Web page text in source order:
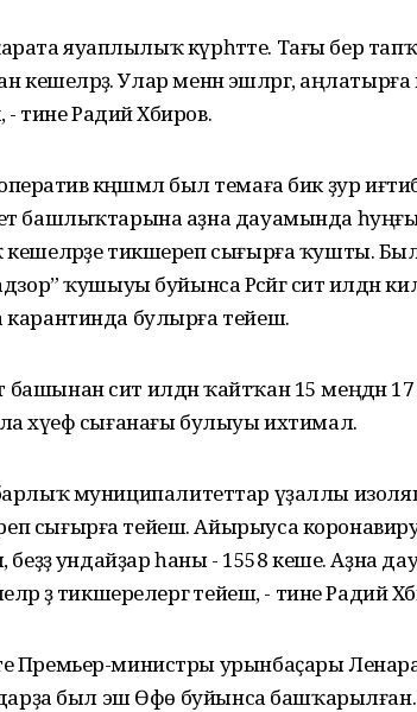
ҡарата яуаплылыҡ күрһәтте. Тағы бер
кешеләрҙә. Улар менән эшләргә,
- тине Радий Хәбиров.
оператив кәңәшмәлә был темаға бик ҙур
башлыҡтарына аҙна дауамында һуңғы
кешеләрҙе тикшереп сығырға ҡушты.
ҡушыуы буйынса Рәсәйгә сит илдән
булырға тейеш.
сит илдән ҡайтҡан 15 меңдән
хәүеф сығанағы булыуы ихтимал.
барлыҡ муниципалитеттар үҙаллы
сығырға тейеш. Айырыуса
беҙҙә ундайҙар һаны - 1558 кеше. Аҙна
ҙә тикшерелергә тейеш, - тине Радий
Премьер-министры урынбаҫары
был эш Өфө буйынса